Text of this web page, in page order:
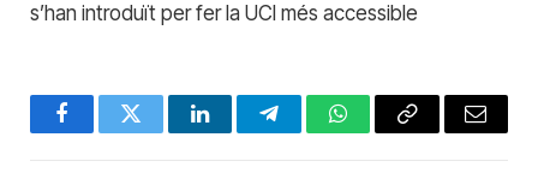
s’han introduït per fer la UCI més accessible
FacebookTwitter LinkedInTelegramWhatsAppCopy
Email